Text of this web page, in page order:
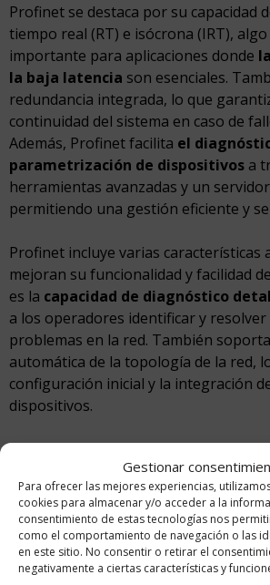
Gestionar
Para ofrecer las mejores experiencias,
cookies para almacenar y/o acceder a la
consentimiento de estas tecnologías nos
como el comportamiento de navegación o las
en este sitio. No consentir o retirar el
negativamente a ciertas características y
Profinet se destaca por su capacidad
tiempo real (RT) e isócrona (IRT),
importante para aplicaciones donde
la baja latencia son esenciales.
redundancia integrada, lo que
continuidad del sistema en caso de
Además, Profinet facilita el
parametrización de dispositivos a
herramientas avanzadas y un
permitiendo una gestión eficiente y
Profinet incluye varias características
mejoran su funcionalidad y facilidad
es la capacidad de diagnóstico
a los operadores identificar y
problemas en la red. También
automática de la topología de la red,
configuración inicial y la integración
dispositivos.
Integración y compatibilidad de
actuadores AUMA
Este protocolo es compatible con una
actuadores, incluidos losactuadores
de fracción de vuelta SQcon
Cumple con los estándares Profinet